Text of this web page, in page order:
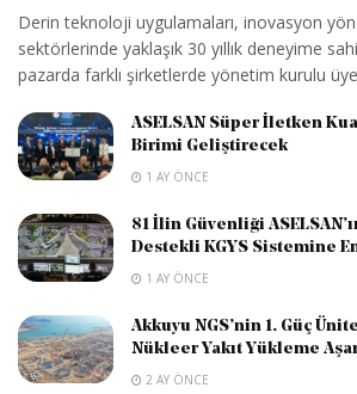
Derin teknoloji uygulamaları, inovasyon
sektörlerinde yaklaşık 30 yıllık deneyime
pazarda farklı şirketlerde yönetim kurulu
ASELSAN Süper İletken
Birimi Geliştirecek
1 AY ÖNCE
81 İlin Güvenliği
Destekli KGYS Sistemine
1 AY ÖNCE
Akkuyu NGS’nin 1. Güç
Nükleer Yakıt Yükleme
2 AY ÖNCE